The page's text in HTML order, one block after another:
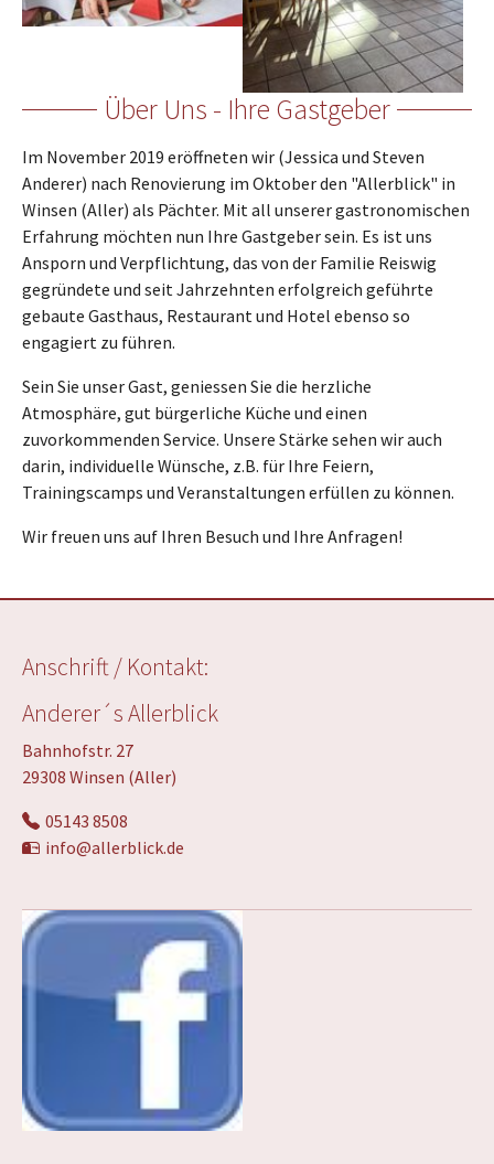
Über Uns - Ihre Gastgeber
Im November 2019 eröffneten wir (Jessica und Steven
Anderer) nach Renovierung im Oktober den "Allerblick" in
Winsen (Aller) als Pächter. Mit all unserer gastronomischen
Erfahrung möchten nun Ihre Gastgeber sein. Es ist uns
Ansporn und Verpflichtung, das von der Familie Reiswig
gegründete und seit Jahrzehnten erfolgreich geführte
gebaute Gasthaus, Restaurant und Hotel ebenso so
engagiert zu führen.
Sein Sie unser Gast, geniessen Sie die herzliche
Atmosphäre, gut bürgerliche Küche und einen
zuvorkommenden Service. Unsere Stärke sehen wir auch
darin, individuelle Wünsche, z.B. für Ihre Feiern,
Trainingscamps und Veranstaltungen erfüllen zu können.
Wir freuen uns auf Ihren Besuch und Ihre Anfragen!
Anschrift / Kontakt:
Anderer´s Allerblick
Bahnhofstr. 27
29308 Winsen (Aller)
05143 8508
info@allerblick.de